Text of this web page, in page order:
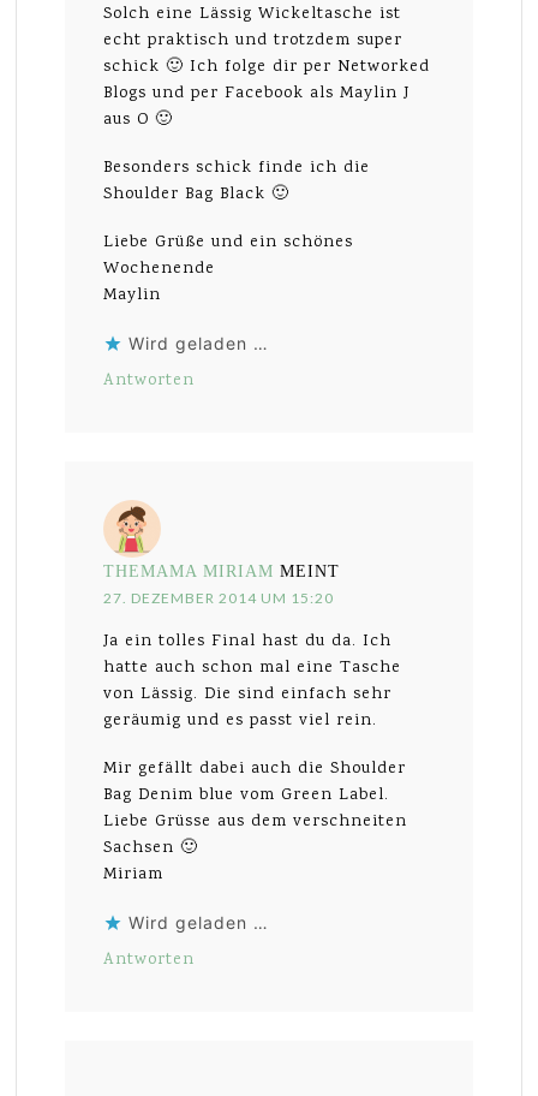
Solch eine Lässig Wickeltasche ist
echt praktisch und trotzdem super
schick 🙂 Ich folge dir per Networked
Blogs und per Facebook als Maylin J
aus O 🙂
Besonders schick finde ich die
Shoulder Bag Black 🙂
Liebe Grüße und ein schönes
Wochenende
Maylin
Wird geladen …
Antworten
THEMAMA MIRIAM MEINT
27. DEZEMBER 2014 UM 15:20
Ja ein tolles Final hast du da. Ich
hatte auch schon mal eine Tasche
von Lässig. Die sind einfach sehr
geräumig und es passt viel rein.
Mir gefällt dabei auch die Shoulder
Bag Denim blue vom Green Label.
Liebe Grüsse aus dem verschneiten
Sachsen 🙂
Miriam
Wird geladen …
Antworten